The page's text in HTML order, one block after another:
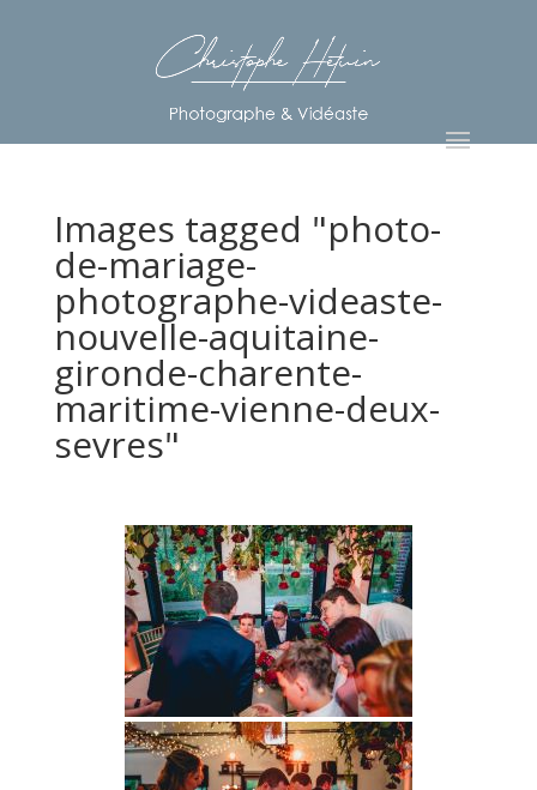
Images tagged "photo-
de-mariage-
photographe-videaste-
nouvelle-aquitaine-
gironde-charente-
maritime-vienne-deux-
sevres"